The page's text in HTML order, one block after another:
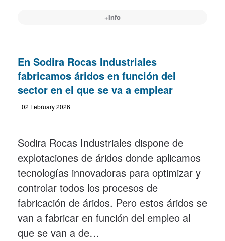
+Info
En Sodira Rocas Industriales
fabricamos áridos en función del
sector en el que se va a emplear
02 February 2026
Sodira Rocas Industriales dispone de
explotaciones de áridos donde aplicamos
tecnologías innovadoras para optimizar y
controlar todos los procesos de
fabricación de áridos. Pero estos áridos se
van a fabricar en función del empleo al
que se van a de…